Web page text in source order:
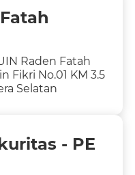
Raden Fatah
Fikri No.01 KM 3.5
Selatan
- PE